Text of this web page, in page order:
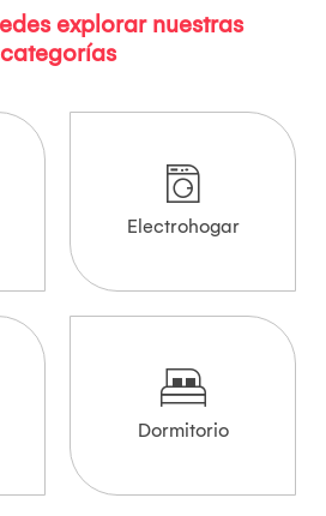
explorar nuestras
categorías
Electrohogar
Dormitorio